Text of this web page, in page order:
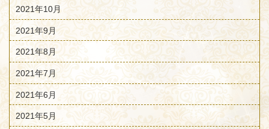
2021年10月
2021年9月
2021年8月
2021年7月
2021年6月
2021年5月